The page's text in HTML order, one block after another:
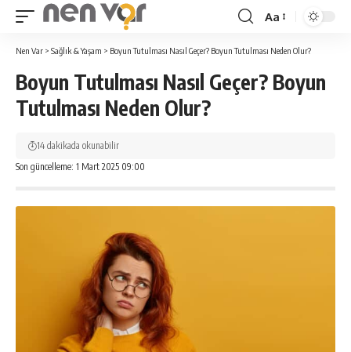
Yazı
Tipi
Boyutlandırıcı
Aa
Nen Var > Sağlık & Yaşam > Boyun Tutulması Nasıl Geçer? Boyun Tutulması Neden Olur?
Boyun Tutulması Nasıl Geçer? Boyun
Tutulması Neden Olur?
Son güncelleme: 1 Mart 2025 09:00
14 dakikada okunabilir